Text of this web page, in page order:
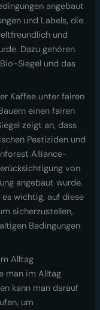
angebaut
und Labels, die
und
Dazu gehören
Siegel und das
Kaffee unter fairen
einen fairen
zeigt an, dass
Pestiziden und
Alliance-
von
angebaut wurde.
wichtig, auf diese
sicherzustellen,
Bedingungen
Alltag
man im Alltag
kann man darauf
um